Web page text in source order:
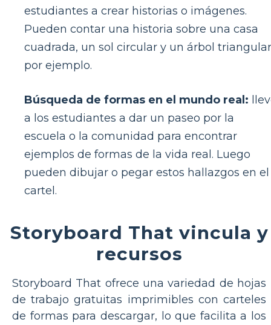
estudiantes a crear historias o imágenes.
Pueden contar una historia sobre una casa
cuadrada, un sol circular y un árbol
por ejemplo.
Búsqueda de formas en el mundo real:
a los estudiantes a dar un paseo por la
escuela o la comunidad para encontrar
ejemplos de formas de la vida real. Luego
pueden dibujar o pegar estos hallazgos en el
cartel.
Storyboard That vincula y
recursos
Storyboard That ofrece una variedad de hojas
de trabajo gratuitas imprimibles con carteles
de formas para descargar, lo que facilita a los